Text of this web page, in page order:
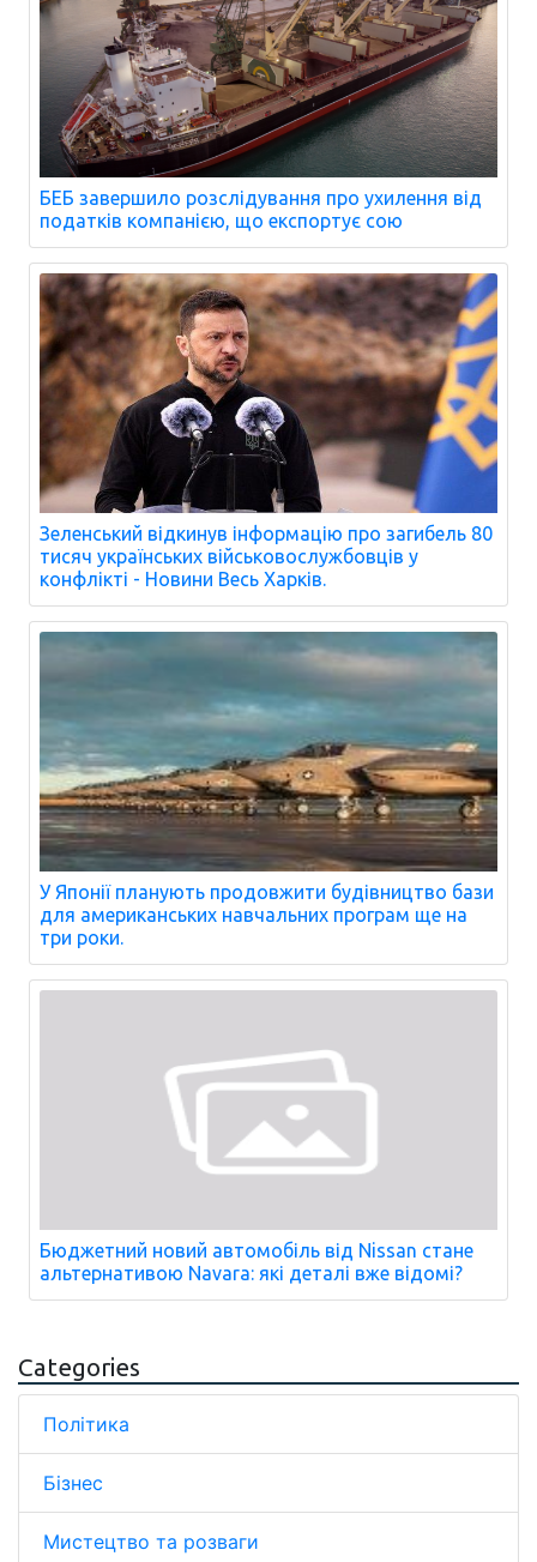
БЕБ завершило розслідування про ухилення від
податків компанією, що експортує сою
Зеленський відкинув інформацію про загибель 80
тисяч українських військовослужбовців у
конфлікті - Новини Весь Харків.
У Японії планують продовжити будівництво бази
для американських навчальних програм ще на
три роки.
Бюджетний новий автомобіль від Nissan стане
альтернативою Navara: які деталі вже відомі?
Categories
Політика
Бізнес
Мистецтво та розваги